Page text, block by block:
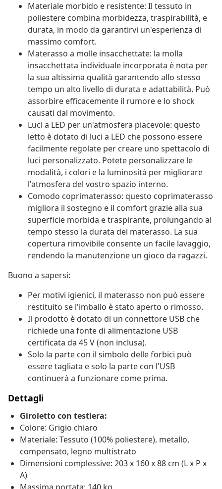
Materiale morbido e resistente: Il tessuto in
poliestere combina morbidezza, traspirabilità, e
durata, in modo da garantirvi un'esperienza di
massimo comfort.
Materasso a molle insacchettate: la molla
insacchettata individuale incorporata è nota per
la sua altissima qualità garantendo allo stesso
tempo un alto livello di durata e adattabilità. Può
assorbire efficacemente il rumore e lo shock
causati dal movimento.
Luci a LED per un'atmosfera piacevole: questo
letto è dotato di luci a LED che possono essere
facilmente regolate per creare uno spettacolo di
luci personalizzato. Potete personalizzare le
modalità, i colori e la luminosità per migliorare
l'atmosfera del vostro spazio interno.
Comodo coprimaterasso: questo coprimaterasso
migliora il sostegno e il comfort grazie alla sua
superficie morbida e traspirante, prolungando al
tempo stesso la durata del materasso. La sua
copertura rimovibile consente un facile lavaggio,
rendendo la manutenzione un gioco da ragazzi.
Buono a sapersi:
Per motivi igienici, il materasso non può essere
restituito se l'imballo è stato aperto o rimosso.
Il prodotto è dotato di un connettore USB che
richiede una fonte di alimentazione USB
certificata da 45 V (non inclusa).
Solo la parte con il simbolo delle forbici può
essere tagliata e solo la parte con l'USB
continuerà a funzionare come prima.
Dettagli
Giroletto con testiera:
Colore: Grigio chiaro
Materiale: Tessuto (100% poliestere), metallo,
compensato, legno multistrato
Dimensioni complessive: 203 x 160 x 88 cm (L x P x
A)